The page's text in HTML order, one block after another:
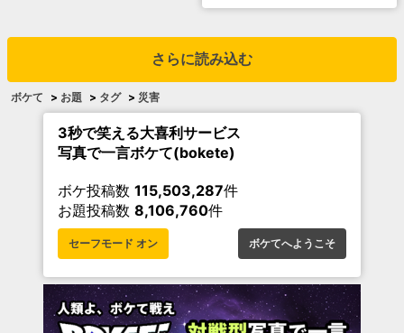
さらに読み込む
ボケて > お題 > タグ > 災害
3秒で笑える大喜利サービス
写真で一言ボケて(bokete)
ボケ投稿数 115,503,287件
お題投稿数 8,106,760件
セーフモード オン ボケてへようこそ